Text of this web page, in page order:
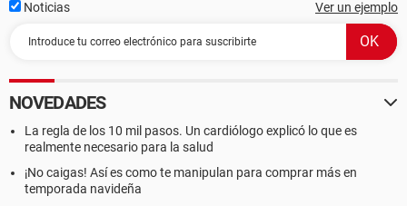
Noticias Ver un ejemplo
NOVEDADES
La regla de los 10 mil pasos. Un cardiólogo explicó lo que es
realmente necesario para la salud
¡No caigas! Así es como te manipulan para comprar más en
temporada navideña